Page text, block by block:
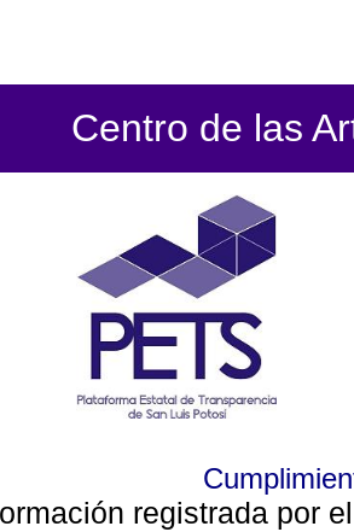
Centro de las
registrada por